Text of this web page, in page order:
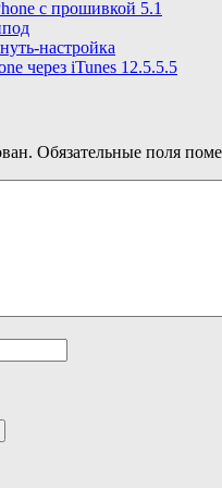
с прошивкой 5.1
настройка
через iTunes 12.5.5.5
Обязательные поля